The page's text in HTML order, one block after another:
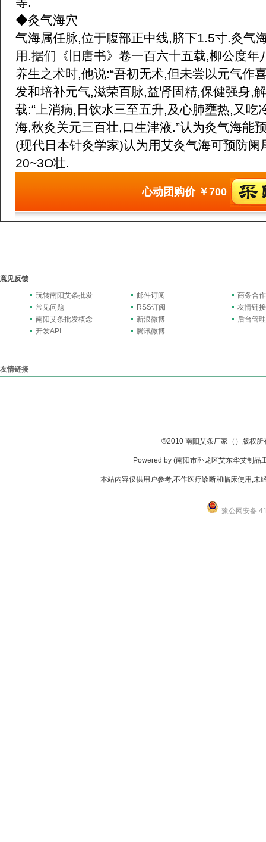
◆灸气海穴
气海属任脉,位于腹部正中线,脐下1.5寸.灸气
用.据们《旧唐书》卷一百六十五载,柳公度
养生之术时,他说:“吾初无术,但未尝以元气作
发和培补元气,滋荣百脉,益肾固精,保健强身,
载:“上消病,日饮水三至五升,及心肺壅热,又
海,秋灸关元三百壮,口生津液.”认为灸气海能
(现代日本针灸学家)认为用艾灸气海可预防
20~3O壮.
心动团购价 ￥700
意见反馈
玩转南阳艾条批发
常见问题
南阳艾条批发概念
开发API
邮件订阅
RSS订阅
新浪微博
腾讯微博
商务合作
友情链接
后台管理
友情链接
©2010 南阳艾条厂家（）版权
Powered by (南阳市卧龙区艾东华艾制
本站内容仅供用户参考,不作医疗诊断和临床使用;未
豫公网安备